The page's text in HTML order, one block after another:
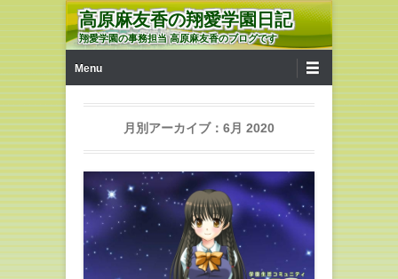
高原麻友香の翔愛学園日記
翔愛学園の事務担当 高原麻友香のブログです
Menu
月別アーカイブ： 6月 2020